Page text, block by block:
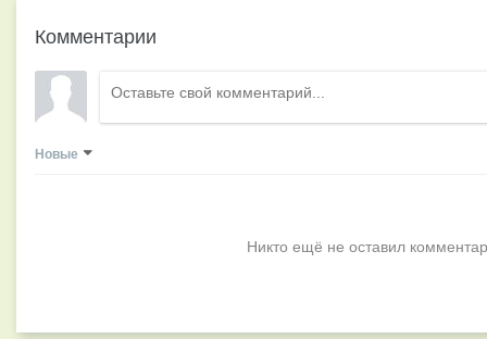
Комментарии
Новые
Никто ещё не оставил